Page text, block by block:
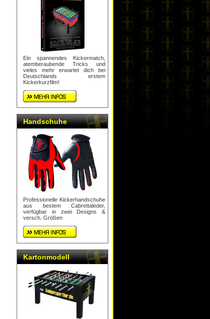
Ein spannendes Kickermatch,
atemberaubende Tricks und
vieles mehr erwartet dich bei
Deutschlands erstem
Kickerkurzfilm!
Handschuhe
Professionelle Kickerhandschuhe
aus bestem Cabrettaleder,
verfügbar in zwei Designs &
versch. Größen
Kartonmodell